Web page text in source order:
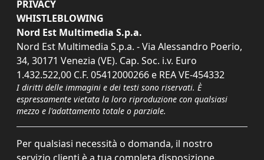
PRIVACY
WHISTLEBLOWING
Nord Est Multimedia S.p.a.
Nord Est Multimedia S.p.a. - Via Alessandro Poerio,
34, 30171 Venezia (VE). Cap. Soc. i.v. Euro
1.432.522,00 C.F. 05412000266 e REA VE-454332
I diritti delle immagini e dei testi sono riservati. È
espressamente vietata la loro riproduzione con qualsiasi
mezzo e l'adattamento totale o parziale.
Per qualsiasi necessità o domanda, il nostro